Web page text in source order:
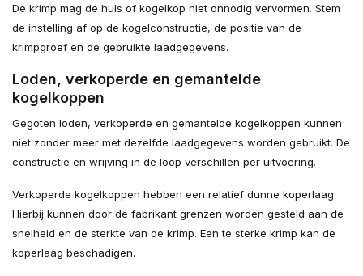
De krimp mag de huls of kogelkop niet onnodig vervormen. Stem
de instelling af op de kogelconstructie, de positie van de
krimpgroef en de gebruikte laadgegevens.
Loden, verkoperde en gemantelde
kogelkoppen
Gegoten loden, verkoperde en gemantelde kogelkoppen kunnen
niet zonder meer met dezelfde laadgegevens worden gebruikt. De
constructie en wrijving in de loop verschillen per uitvoering.
Verkoperde kogelkoppen hebben een relatief dunne koperlaag.
Hierbij kunnen door de fabrikant grenzen worden gesteld aan de
snelheid en de sterkte van de krimp. Een te sterke krimp kan de
koperlaag beschadigen.